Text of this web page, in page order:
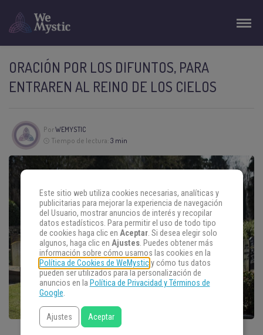
ORACIÓN POR LOS DIFUNTOS, PARA
ENTRAREN AL REINO DE LOS CIELOS
PorWEMYSTIC
Tiempo de lectura: 3 min
Este sitio web utiliza cookies necesarias, analíticas y
publicitarias para mejorar la experiencia de navegación
del Usuario, mostrar anuncios de interés y recopilar
datos estadísticos. Para permitir el uso de todo tipo
de cookies haga clic en Aceptar. Si desea elegir solo
algunos, haga clic en Ajustes. Puedes obtener más
información sobre cómo usamos las cookies en la
Política de Cookies de WeMysticy cómo tus datos
pueden ser utilizados para la personalización de
anuncios en la Política de Privacidad y Términos de
Google.
Ajustes Aceptar